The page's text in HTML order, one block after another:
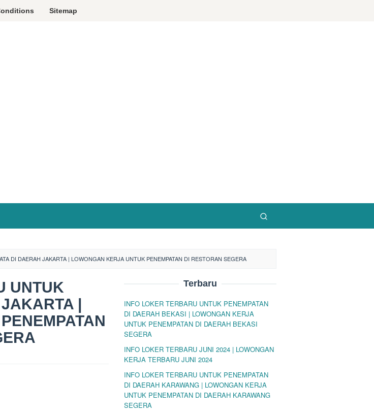
Sitemap
DI DAERAH JAKARTA | LOWONGAN KERJA UNTUK PENEMPATAN DI RESTORAN SEGERA
UNTUK
|
Terbaru
INFO LOKER TERBARU UNTUK PENEMPATAN
DI DAERAH BEKASI | LOWONGAN KERJA
UNTUK PENEMPATAN DI DAERAH BEKASI
SEGERA
INFO LOKER TERBARU JUNI 2024 | LOWONGAN
KERJA TERBARU JUNI 2024
INFO LOKER TERBARU UNTUK PENEMPATAN
DI DAERAH KARAWANG | LOWONGAN KERJA
UNTUK PENEMPATAN DI DAERAH KARAWANG
SEGERA